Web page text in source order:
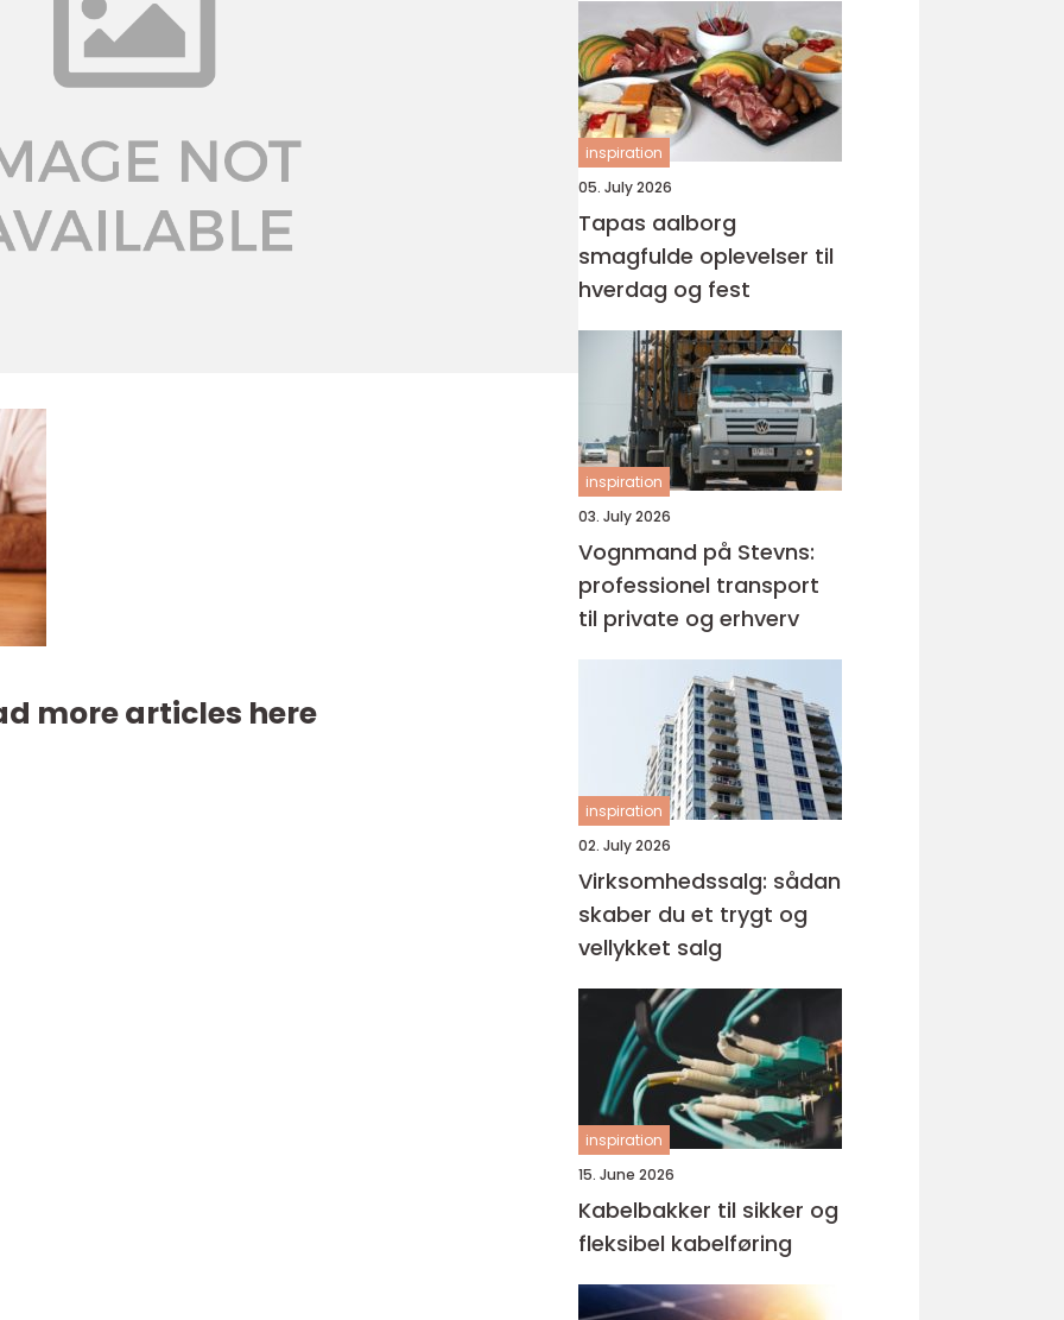
more articles here
inspiration
05. July 2026
Tapas aalborg
smagfulde oplevelser til
hverdag og fest
inspiration
03. July 2026
Vognmand på Stevns:
professionel transport
til private og erhverv
inspiration
02. July 2026
Virksomhedssalg: sådan
skaber du et trygt og
vellykket salg
inspiration
15. June 2026
Kabelbakker til sikker og
fleksibel kabelføring